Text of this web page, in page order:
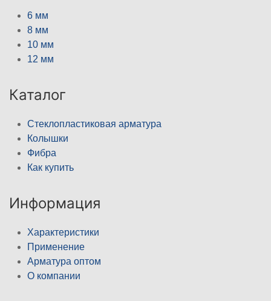
6 мм
8 мм
10 мм
12 мм
Каталог
Стеклопластиковая арматура
Колышки
Фибра
Как купить
Информация
Характеристики
Применение
Арматура оптом
О компании